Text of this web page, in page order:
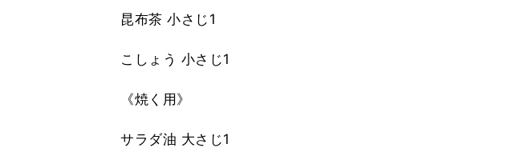
昆布茶 小さじ1
こしょう 小さじ1
《焼く用》
サラダ油 大さじ1